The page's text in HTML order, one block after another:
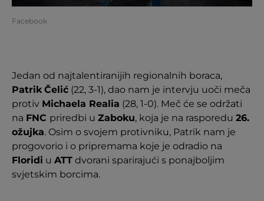
Facebook
Jedan od najtalentiranijih regionalnih boraca,
Patrik Čelić (22, 3-1), dao nam je intervju uoči meča
protiv Michaela Realia (28, 1-0). Meč će se održati
na FNC priredbi u Zaboku, koja je na rasporedu 26.
ožujka. Osim o svojem protivniku, Patrik nam je
progovorio i o pripremama koje je odradio na
Floridi u ATT dvorani sparirajući s ponajboljim
svjetskim borcima.